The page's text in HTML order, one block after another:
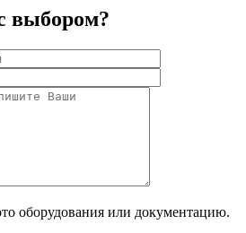
выбором?
оборудования или документацию.